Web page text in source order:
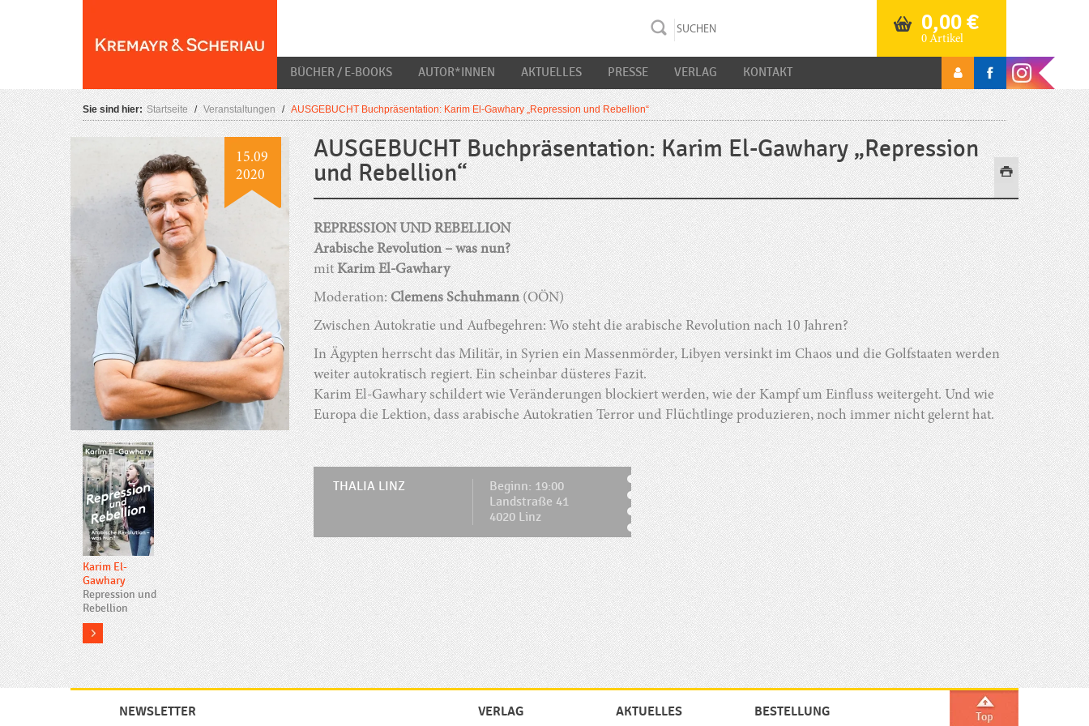
0,00€
0 Artikel
BÜCHER / E-BOOKS AUTOR*INNEN AKTUELLES PRESSE VERLAG KONTAKT
Sie sind hier: Startseite / Veranstaltungen / AUSGEBUCHT Buchpräsentation: Karim El-Gawhary „Repression und Rebellion“
15.09
2020
Karim El-
Gawhary
Repression und
Rebellion
more
AUSGEBUCHT Buchpräsentation: Karim El-Gawhary „Repression
und Rebellion“
REPRESSION UND REBELLION
Arabische Revolution – was nun?
mitKarim El-Gawhary
Moderation:Clemens Schuhmann(OÖN)
Zwischen Autokratie und Aufbegehren: Wo steht die arabische Revolution nach 10 Jahren?
In Ägypten herrscht das Militär, in Syrien ein Massenmörder, Libyen versinkt im Chaos und die Golfstaaten werden
weiter autokratisch regiert. Ein scheinbar düsteres Fazit.
Karim El-Gawhary schildert wie Veränderungen blockiert werden, wie der Kampf um Einfluss weitergeht. Und wie
Europa die Lektion, dass arabische Autokratien Terror und Flüchtlinge produzieren, noch immer nicht gelernt hat.
THALIA LINZ
Beginn: 19:00
Landstraße 41
4020 Linz
VERLAG AKTUELLES BESTELLUNG
NEWSLETTER